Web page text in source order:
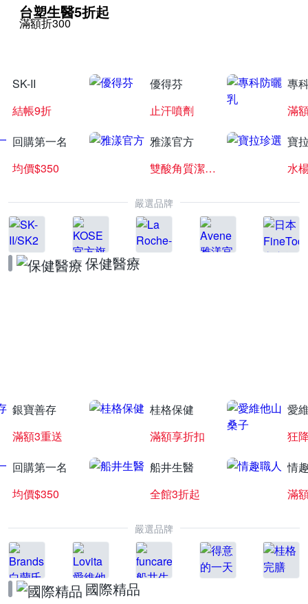
台塑生醫5折起
滿額折300
SK-II
結帳9折
優得芬
止汗噴劑
專
滿
回購第一名
均價$350
雅漾官方
雙酸角質潔膚露
寶
水
嚴選品牌
保健醫療
銀寶善存
滿額3重送
桂格保健
滿額享折扣
愛
狂
回購第一名
均價$350
船井生醫
全館3折起
情
滿
嚴選品牌
國際精品